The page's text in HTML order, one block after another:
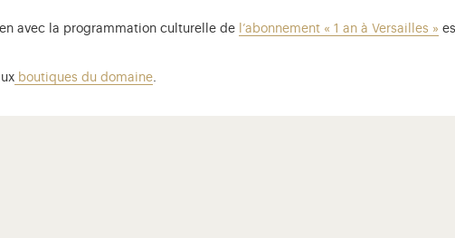
avec la programmation culturelle de l’abonnement « 1 an à Versailles »
boutiques du domaine.